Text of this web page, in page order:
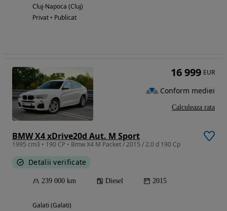
Cluj-Napoca (Cluj)
Privat • Publicat
BMW X4 xDrive20d Aut. M Sport
1995 cm3 • 190 CP • Bmw X4 M Packet / 2015 / 2.0 d 190 Cp
Detalii verificate
239 000 km Diesel 2015
Galati (Galati)
16 999 EUR
Conform mediei
Calculeaza rata